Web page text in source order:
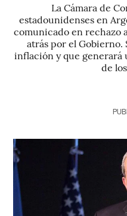
La Cámara de
estadounidenses en
comunicado en rechazo
atrás por el Gobierno.
inflación y que
de